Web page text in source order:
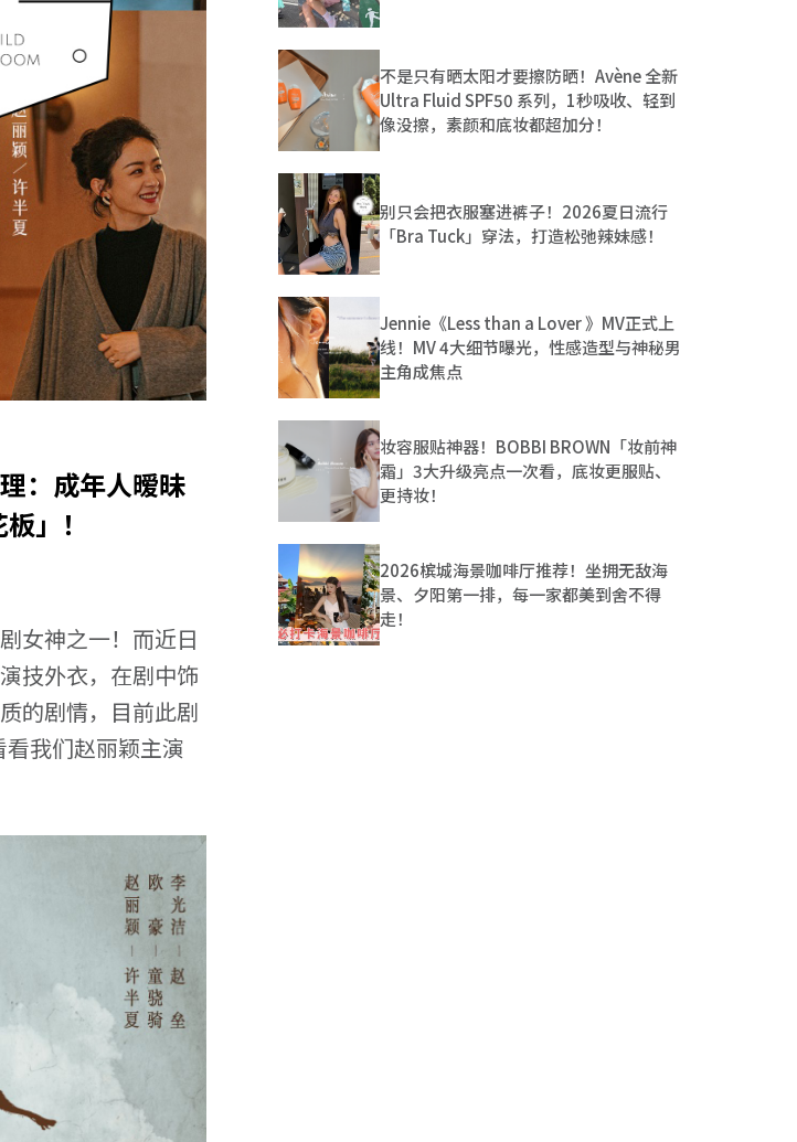
：成年人暧昧
」！
女神之一！而近日
技外衣，在剧中饰
的剧情，目前此剧
我们赵丽颖主演
不是只有晒太阳才要擦防晒！Avène 全新
Ultra Fluid SPF50 系列，1秒吸收、轻到
像没擦，素颜和底妆都超加分！
别只会把衣服塞进裤子！2026夏日流行
「Bra Tuck」穿法，打造松弛辣妹感！
Jennie《Less than a Lover 》MV正式上
线！MV 4大细节曝光，性感造型与神秘男
主角成焦点
妆容服贴神器！BOBBI BROWN「妆前神
霜」3大升级亮点一次看，底妆更服贴、
更持妆！
2026槟城海景咖啡厅推荐！坐拥无敌海
景、夕阳第一排，每一家都美到舍不得
走！